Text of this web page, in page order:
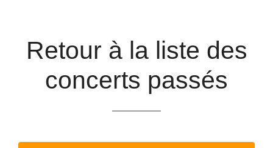
Retour à la liste des
concerts passés